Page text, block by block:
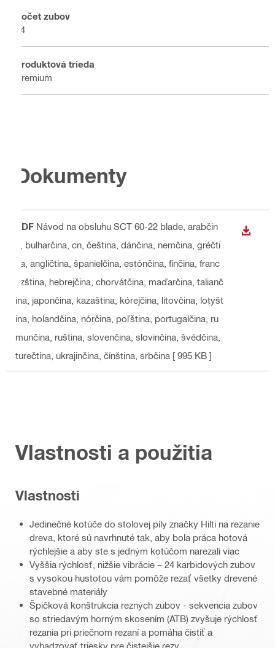
Počet zubov
24
Produktová trieda
Premium
Dokumenty
PDF Návod na obsluhu SCT 60-22 blade , arabčin
a, bulharčina, cn, čeština, dánčina, nemčina, gréčti
na, angličtina, španielčina, estónčina, fínčina, franc
úzština, hebrejčina, chorvátčina, maďarčina, talianč
ina, japončina, kazaština, kórejčina, litovčina, lotyšt
ina, holandčina, nórčina, poľština, portugalčina, ru
munčina, ruština, slovenčina, slovinčina, švédčina,
turečtina, ukrajinčina, čínština, srbčina [ 995 KB ]
Vlastnosti a použitia
Vlastnosti
Jedinečné kotúče do stolovej píly značky Hilti na rezanie
dreva, ktoré sú navrhnuté tak, aby bola práca hotová
rýchlejšie a aby ste s jedným kotúčom narezali viac
Vyššia rýchlosť, nižšie vibrácie – 24 karbidových zubov
s vysokou hustotou vám pomôže rezať všetky drevené
stavebné materiály
Špičková konštrukcia rezných zubov - sekvencia zubov
so striedavým horným skosením (ATB) zvyšuje rýchlosť
rezania pri priečnom rezaní a pomáha čistiť a
vyhadzovať triesky pre čistejšie rezy